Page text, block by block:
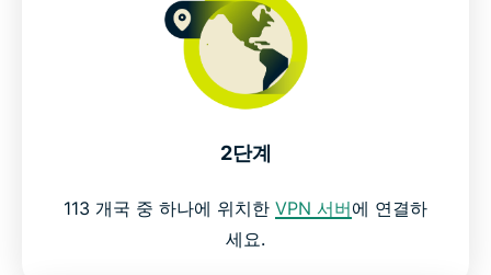
2단계
113 개국 중 하나에 위치한 VPN 서버에 연결하
세요.